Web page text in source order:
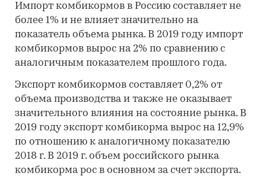
Импорт комбикормов в Россию составляет не
более 1% и не влияет значительно на
показатель объема рынка. В 2019 году импорт
комбикормов вырос на 2% по сравнению с
аналогичным показателем прошлого года.
Экспорт комбикормов составляет 0,2% от
объема производства и также не оказывает
значительного влияния на состояние рынка. В
2019 году экспорт комбикорма вырос на 12,9%
по отношению к аналогичному показателю
2018 г. В 2019 г. объем российского рынка
комбикорма рос в основном за счет экспорта.